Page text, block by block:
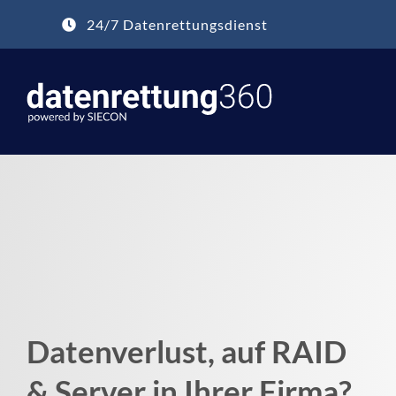
24/7 Datenrettungsdienst
Datenverlust, auf RAID